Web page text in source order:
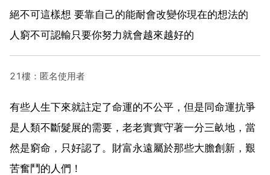
絕不可這樣想 要靠自己的能耐會改變你現在的想法的
人窮不可認輸只要你努力就會越來越好的
21樓：匿名使用者
有些人生下來就註定了命運的不公平，但是同命運抗爭
是人類不斷髮展的需要，老老實實守著一分三畝地，當
然是窮命，只好認了。財富永遠屬於那些大膽創新，艱
苦奮鬥的人們！